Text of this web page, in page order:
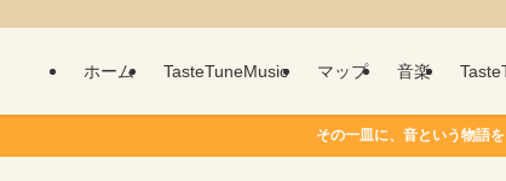
ホーム TasteTuneMusic マップ 音楽
その一皿に、音という物語を。